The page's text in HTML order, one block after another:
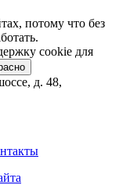
потому что без
cookie для
д. 48,